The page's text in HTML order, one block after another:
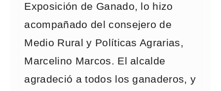
Exposición de Ganado, lo hizo
acompañado del consejero de
Medio Rural y Políticas Agrarias,
Marcelino Marcos. El alcalde
agradeció a todos los ganaderos, y